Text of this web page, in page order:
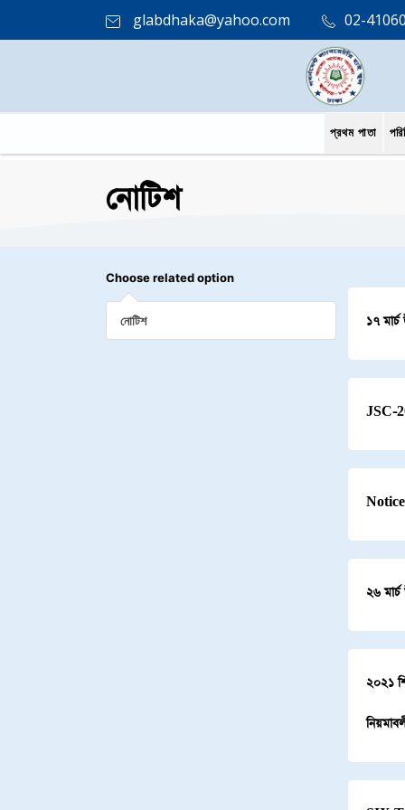
glabdhaka@yahoo.com 02-
প্রথম পাতা
নোটিশ
Choose related option
নোটিশ ১৭
JSC-
২৬
২০২১